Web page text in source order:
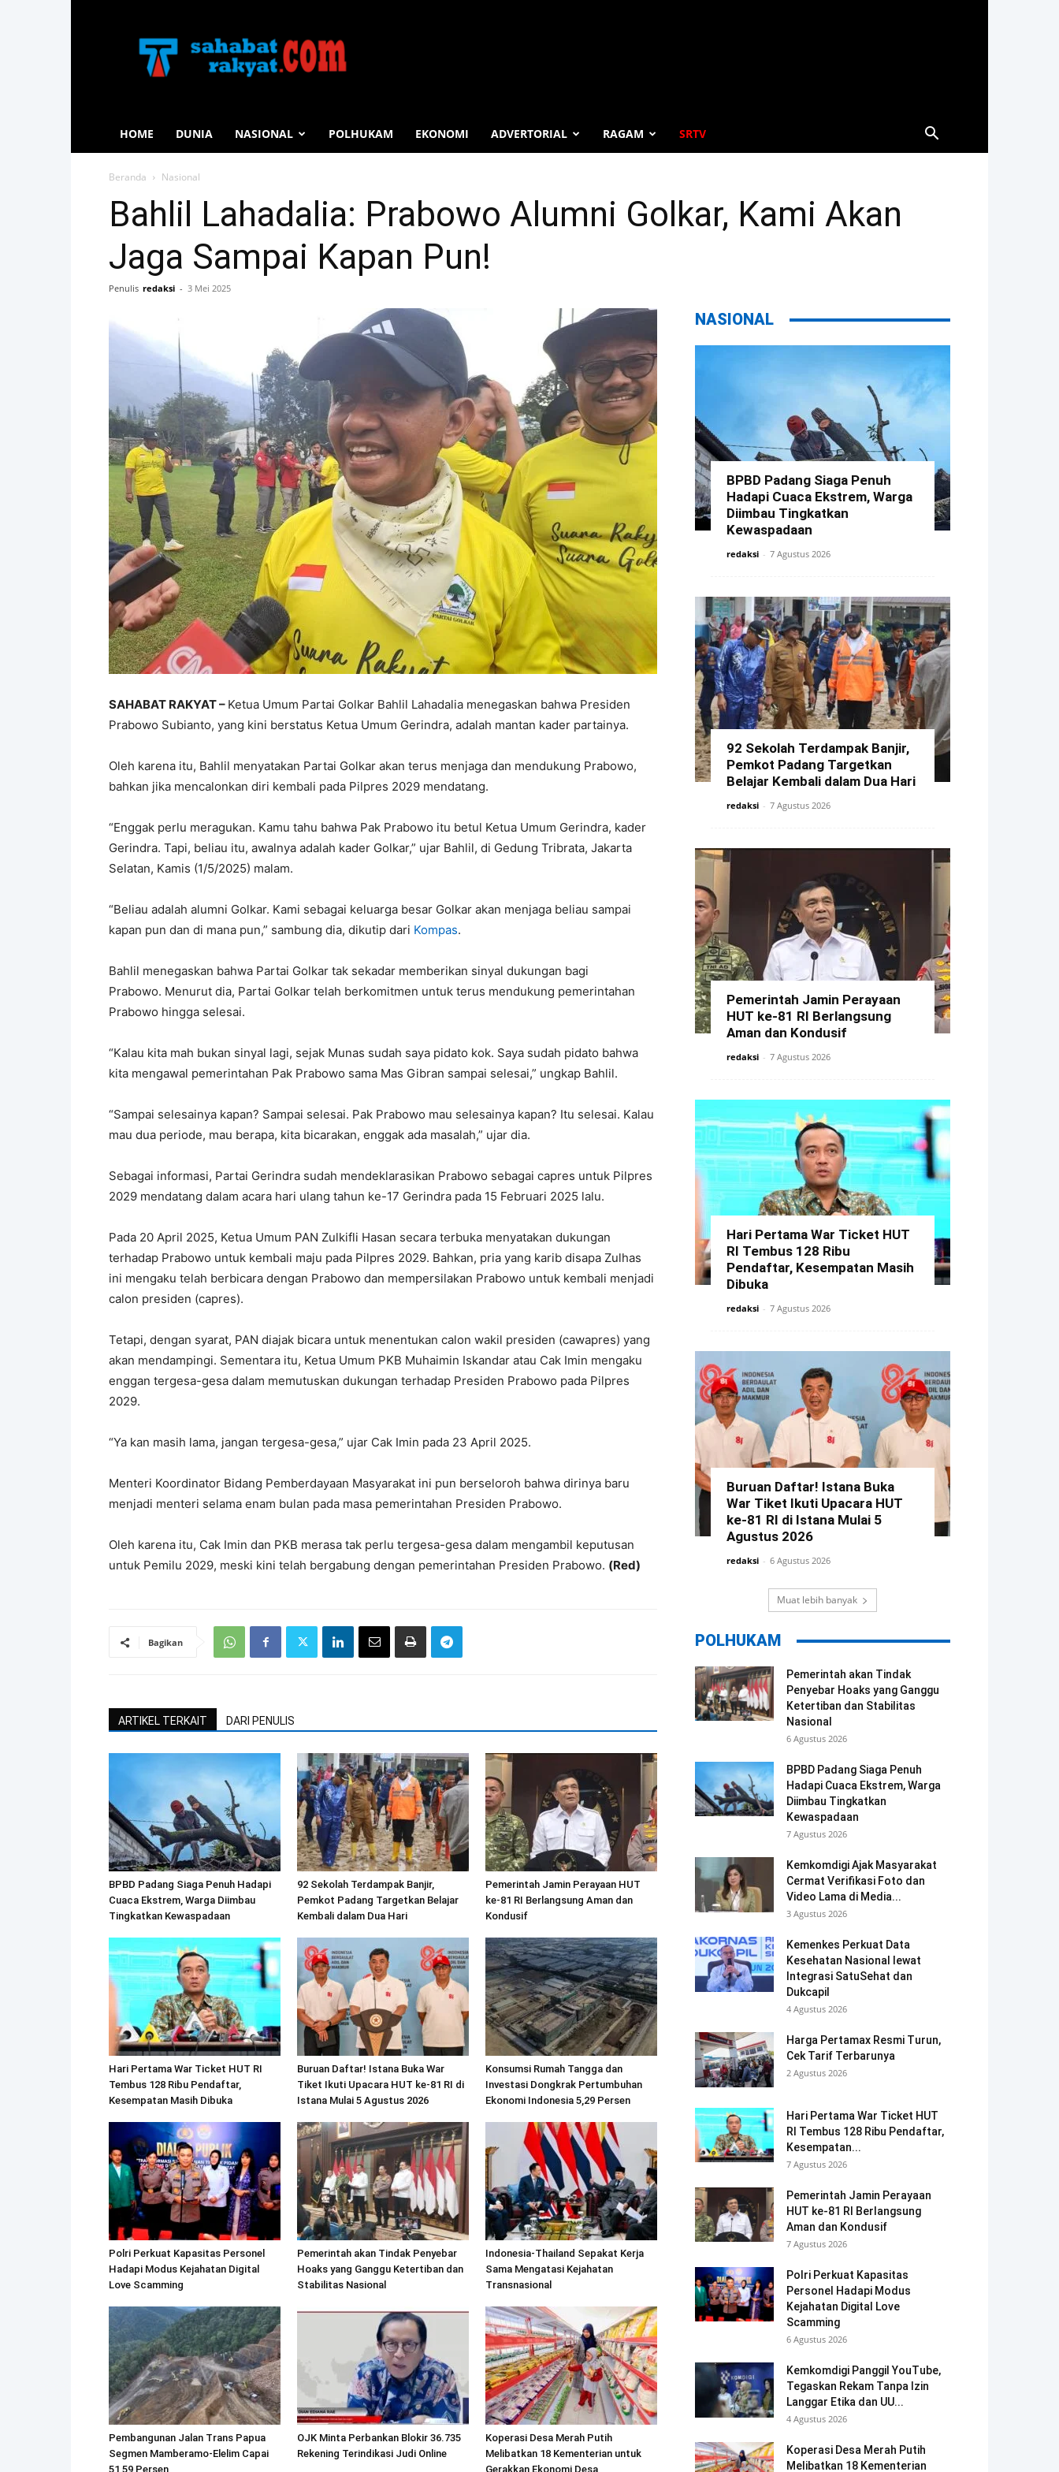
Rakyat
HOME DUNIA NASIONAL POLHUKAM EKONOMI ADVERTORIAL RAGAM SRTV
Beranda Nasional
Bahlil Lahadalia: Prabowo Alumni Golkar, Kami Akan
Jaga Sampai Kapan Pun!
Penulis redaksi - 3 Mei 2025
SAHABAT RAKYAT – Ketua Umum Partai Golkar Bahlil Lahadalia menegaskan bahwa Presiden
Prabowo Subianto, yang kini berstatus Ketua Umum Gerindra, adalah mantan kader partainya.
Oleh karena itu, Bahlil menyatakan Partai Golkar akan terus menjaga dan mendukung Prabowo,
bahkan jika mencalonkan diri kembali pada Pilpres 2029 mendatang.
“Enggak perlu meragukan. Kamu tahu bahwa Pak Prabowo itu betul Ketua Umum Gerindra, kader
Gerindra. Tapi, beliau itu, awalnya adalah kader Golkar,” ujar Bahlil, di Gedung Tribrata, Jakarta
Selatan, Kamis (1/5/2025) malam.
“Beliau adalah alumni Golkar. Kami sebagai keluarga besar Golkar akan menjaga beliau sampai
kapan pun dan di mana pun,” sambung dia, dikutip dari Kompas.
Bahlil menegaskan bahwa Partai Golkar tak sekadar memberikan sinyal dukungan bagi
Prabowo. Menurut dia, Partai Golkar telah berkomitmen untuk terus mendukung pemerintahan
Prabowo hingga selesai.
“Kalau kita mah bukan sinyal lagi, sejak Munas sudah saya pidato kok. Saya sudah pidato bahwa
kita mengawal pemerintahan Pak Prabowo sama Mas Gibran sampai selesai,” ungkap Bahlil.
“Sampai selesainya kapan? Sampai selesai. Pak Prabowo mau selesainya kapan? Itu selesai. Kalau
mau dua periode, mau berapa, kita bicarakan, enggak ada masalah,” ujar dia.
Sebagai informasi, Partai Gerindra sudah mendeklarasikan Prabowo sebagai capres untuk Pilpres
2029 mendatang dalam acara hari ulang tahun ke-17 Gerindra pada 15 Februari 2025 lalu.
Pada 20 April 2025, Ketua Umum PAN Zulkifli Hasan secara terbuka menyatakan dukungan
terhadap Prabowo untuk kembali maju pada Pilpres 2029. Bahkan, pria yang karib disapa Zulhas
ini mengaku telah berbicara dengan Prabowo dan mempersilakan Prabowo untuk kembali menjadi
calon presiden (capres).
Tetapi, dengan syarat, PAN diajak bicara untuk menentukan calon wakil presiden (cawapres) yang
akan mendampingi. Sementara itu, Ketua Umum PKB Muhaimin Iskandar atau Cak Imin mengaku
enggan tergesa-gesa dalam memutuskan dukungan terhadap Presiden Prabowo pada Pilpres
2029.
“Ya kan masih lama, jangan tergesa-gesa,” ujar Cak Imin pada 23 April 2025.
Menteri Koordinator Bidang Pemberdayaan Masyarakat ini pun berseloroh bahwa dirinya baru
menjadi menteri selama enam bulan pada masa pemerintahan Presiden Prabowo.
Oleh karena itu, Cak Imin dan PKB merasa tak perlu tergesa-gesa dalam mengambil keputusan
untuk Pemilu 2029, meski kini telah bergabung dengan pemerintahan Presiden Prabowo. (Red)
Bagikan
ARTIKEL TERKAIT DARI PENULIS
BPBD Padang Siaga Penuh Hadapi
Cuaca Ekstrem, Warga Diimbau
Tingkatkan Kewaspadaan
92 Sekolah Terdampak Banjir,
Pemkot Padang Targetkan Belajar
Kembali dalam Dua Hari
Pemerintah Jamin Perayaan HUT
ke-81 RI Berlangsung Aman dan
Kondusif
Hari Pertama War Ticket HUT RI
Tembus 128 Ribu Pendaftar,
Kesempatan Masih Dibuka
Buruan Daftar! Istana Buka War
Tiket Ikuti Upacara HUT ke-81 RI di
Istana Mulai 5 Agustus 2026
Konsumsi Rumah Tangga dan
Investasi Dongkrak Pertumbuhan
Ekonomi Indonesia 5,29 Persen
Polri Perkuat Kapasitas Personel
Hadapi Modus Kejahatan Digital
Love Scamming
Pemerintah akan Tindak Penyebar
Hoaks yang Ganggu Ketertiban dan
Stabilitas Nasional
Indonesia-Thailand Sepakat Kerja
Sama Mengatasi Kejahatan
Transnasional
Pembangunan Jalan Trans Papua
Segmen Mamberamo-Elelim Capai
51,59 Persen
OJK Minta Perbankan Blokir 36.735
Rekening Terindikasi Judi Online
Koperasi Desa Merah Putih
Melibatkan 18 Kementerian untuk
Gerakkan Ekonomi Desa
NASIONAL
BPBD Padang Siaga Penuh
Hadapi Cuaca Ekstrem, Warga
Diimbau Tingkatkan
Kewaspadaan
redaksi - 7 Agustus 2026
92 Sekolah Terdampak Banjir,
Pemkot Padang Targetkan
Belajar Kembali dalam Dua Hari
redaksi - 7 Agustus 2026
Pemerintah Jamin Perayaan
HUT ke-81 RI Berlangsung
Aman dan Kondusif
redaksi - 7 Agustus 2026
Hari Pertama War Ticket HUT
RI Tembus 128 Ribu
Pendaftar, Kesempatan Masih
Dibuka
redaksi - 7 Agustus 2026
Buruan Daftar! Istana Buka
War Tiket Ikuti Upacara HUT
ke-81 RI di Istana Mulai 5
Agustus 2026
redaksi - 6 Agustus 2026
Muat lebih banyak
POLHUKAM
Pemerintah akan Tindak
Penyebar Hoaks yang Ganggu
Ketertiban dan Stabilitas
Nasional
6 Agustus 2026
BPBD Padang Siaga Penuh
Hadapi Cuaca Ekstrem, Warga
Diimbau Tingkatkan
Kewaspadaan
7 Agustus 2026
Kemkomdigi Ajak Masyarakat
Cermat Verifikasi Foto dan
Video Lama di Media...
3 Agustus 2026
Kemenkes Perkuat Data
Kesehatan Nasional lewat
Integrasi SatuSehat dan
Dukcapil
4 Agustus 2026
Harga Pertamax Resmi Turun,
Cek Tarif Terbarunya
2 Agustus 2026
Hari Pertama War Ticket HUT
RI Tembus 128 Ribu Pendaftar,
Kesempatan...
7 Agustus 2026
Pemerintah Jamin Perayaan
HUT ke-81 RI Berlangsung
Aman dan Kondusif
7 Agustus 2026
Polri Perkuat Kapasitas
Personel Hadapi Modus
Kejahatan Digital Love
Scamming
6 Agustus 2026
Kemkomdigi Panggil YouTube,
Tegaskan Rekam Tanpa Izin
Langgar Etika dan UU...
4 Agustus 2026
Koperasi Desa Merah Putih
Melibatkan 18 Kementerian